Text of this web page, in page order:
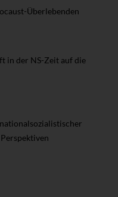
Überlebenden
in der NS-Zeit auf die